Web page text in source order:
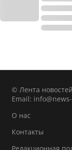
© Лента
Email:
О нас
Контакты